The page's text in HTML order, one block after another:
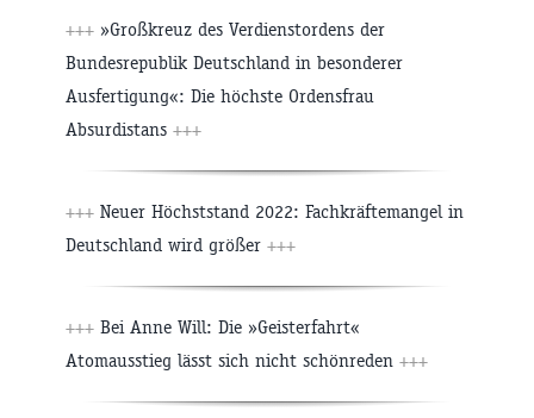
+++ »Großkreuz des Verdienstordens der
Bundesrepublik Deutschland in besonderer
Ausfertigung«: Die höchste Ordensfrau
Absurdistans +++
+++ Neuer Höchststand 2022: Fachkräftemangel in
Deutschland wird größer +++
+++ Bei Anne Will: Die »Geisterfahrt«
Atomausstieg lässt sich nicht schönreden +++